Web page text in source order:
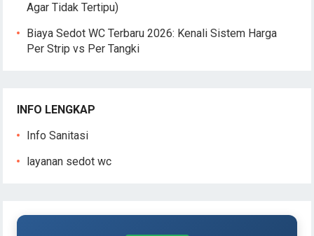
Agar Tidak Tertipu)
Biaya Sedot WC Terbaru 2026: Kenali Sistem Harga
Per Strip vs Per Tangki
INFO LENGKAP
Info Sanitasi
layanan sedot wc